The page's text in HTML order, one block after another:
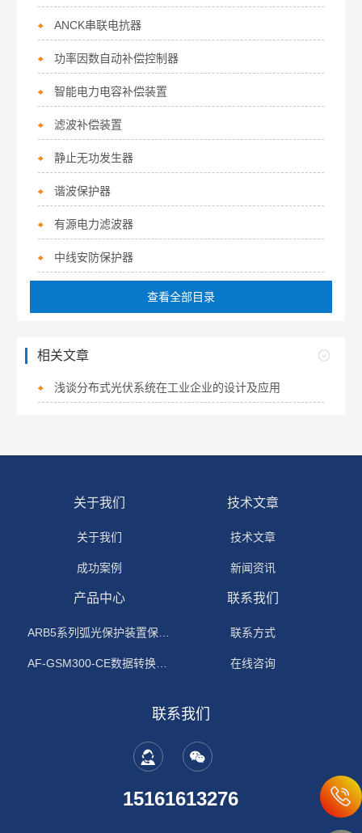
ANCK串联电抗器
功率因数自动补偿控制器
智能电力电容补偿装置
滤波补偿装置
静止无功发生器
谐波保护器
有源电力滤波器
中线安防保护器
查看全部目录
相关文章
浅谈分布式光伏系统在工业企业的设计及应用
关于我们
关于我们
成功案例
技术文章
技术文章
新闻资讯
产品中心
ARB5系列弧光保护装置保护功能原理
AF-GSM300-CE数据转换模块
联系我们
联系方式
在线咨询
联系我们
15161613276